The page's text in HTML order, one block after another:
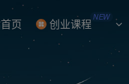
页 创业课程 NEW